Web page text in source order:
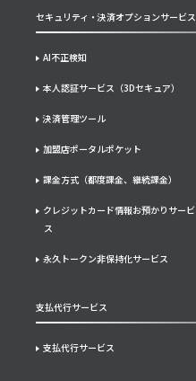
セキュリティ・決済オプションサービス
AI不正検知
本人認証サービス（3Dセキュア）
決済管理ツール
加盟店ポータルポケット
課金方式（都度課金、継続課金）
クレジットカード情報お預かりサービ
ス
永久トークン非保持化サービス
支払代行サービス
支払代行サービス